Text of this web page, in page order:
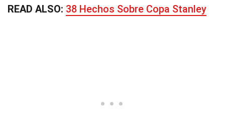
READ ALSO: 38 Hechos Sobre Copa Stanley